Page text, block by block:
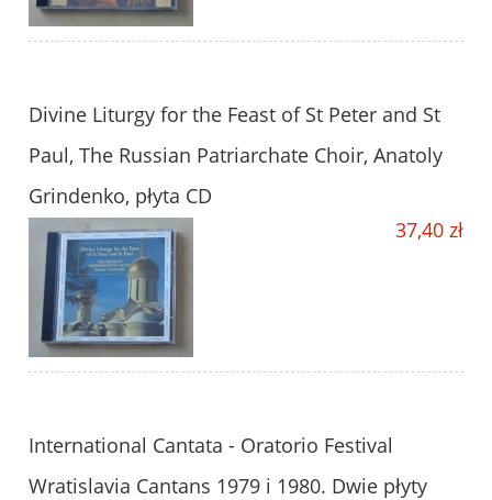
Divine Liturgy for the Feast of St Peter and St
Paul, The Russian Patriarchate Choir, Anatoly
Grindenko, płyta CD
37,40 zł
International Cantata - Oratorio Festival
Wratislavia Cantans 1979 i 1980. Dwie płyty